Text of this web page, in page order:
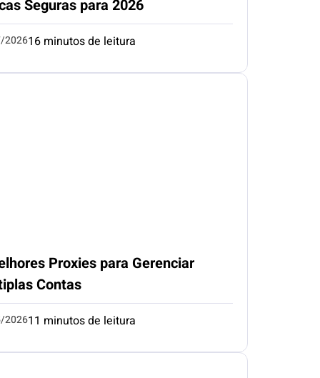
Seguras para 2026
202616 minutos de leitura
Proxies para Gerenciar
Contas
202611 minutos de leitura